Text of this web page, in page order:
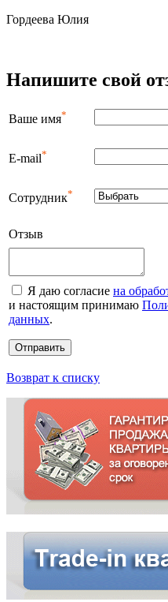
Гордеева Юлия
Напишите свой
Ваше имя*
E-mail*
Сотрудник*
Отзыв
Я даю согласие на
и настоящим принимаю
данных.
Возврат к списку